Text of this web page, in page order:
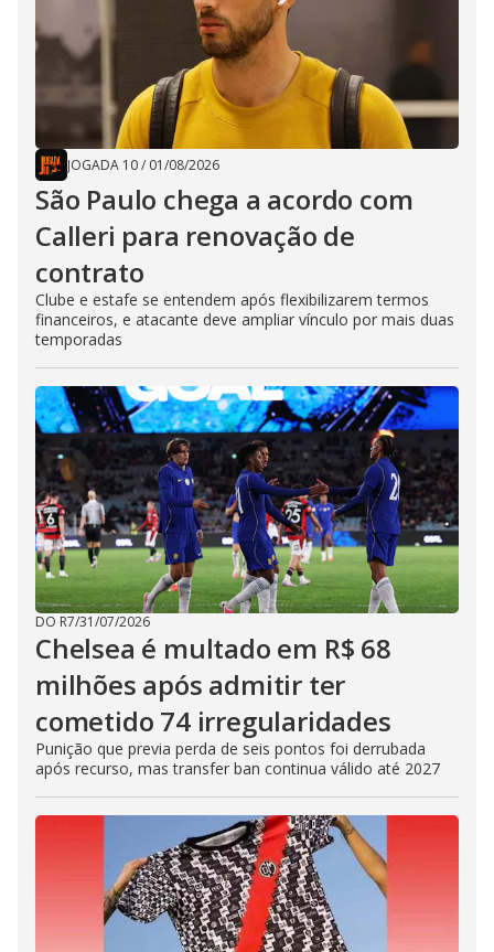
JOGADA 10/ 01/08/2026
São Paulo chega a acordo com
Calleri para renovação de
contrato
Clube e estafe se entendem após flexibilizarem termos
financeiros, e atacante deve ampliar vínculo por mais duas
temporadas
DO R7/31/07/2026
Chelsea é multado em R$ 68
milhões após admitir ter
cometido 74 irregularidades
Punição que previa perda de seis pontos foi derrubada
após recurso, mas transfer ban continua válido até 2027